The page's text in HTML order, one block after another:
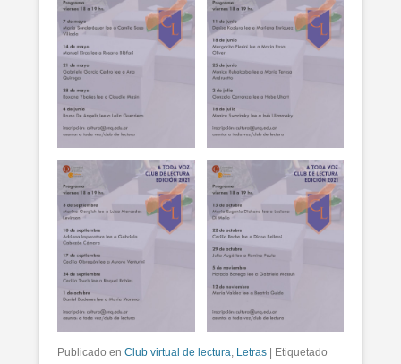
Publicado en Club virtual de lectura, Letras
Etiquetado